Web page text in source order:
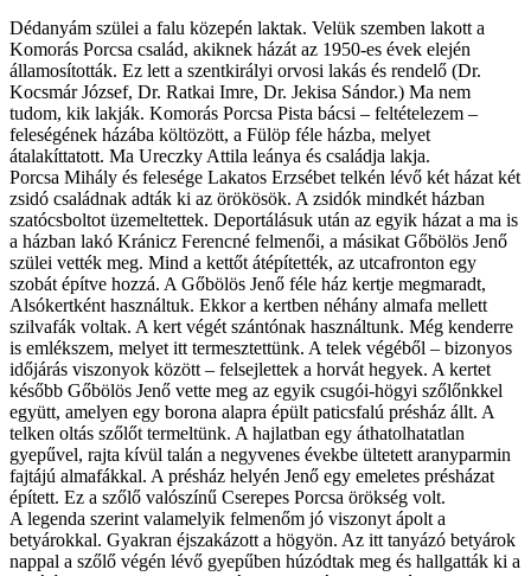
Dédanyám szülei a falu közepén laktak. Velük szemben lakott a
Komorás Porcsa család, akiknek házát az 1950-es évek elején
államosították. Ez lett a szentkirályi orvosi lakás és rendelő (Dr.
Kocsmár József, Dr. Ratkai Imre, Dr. Jekisa Sándor.) Ma nem
tudom, kik lakják. Komorás Porcsa Pista bácsi – feltételezem –
feleségének házába költözött, a Fülöp féle házba, melyet
átalakíttatott. Ma Ureczky Attila leánya és családja lakja.
Porcsa Mihály és felesége Lakatos Erzsébet telkén lévő két házat két
zsidó családnak adták ki az örökösök. A zsidók mindkét házban
szatócsboltot üzemeltettek. Deportálásuk után az egyik házat a ma is
a házban lakó Kránicz Ferencné felmenői, a másikat Gőbölös Jenő
szülei vették meg. Mind a kettőt átépítették, az utcafronton egy
szobát építve hozzá. A Gőbölös Jenő féle ház kertje megmaradt,
Alsókertként használtuk. Ekkor a kertben néhány almafa mellett
szilvafák voltak. A kert végét szántónak használtunk. Még kenderre
is emlékszem, melyet itt termesztettünk. A telek végéből – bizonyos
időjárás viszonyok között – felsejlettek a horvát hegyek. A kertet
később Gőbölös Jenő vette meg az egyik csugói-högyi szőlőnkkel
együtt, amelyen egy borona alapra épült paticsfalú présház állt. A
telken oltás szőlőt termeltünk. A hajlatban egy áthatolhatatlan
gyepűvel, rajta kívül talán a negyvenes évekbe ültetett aranyparmin
fajtájú almafákkal. A présház helyén Jenő egy emeletes présházat
épített. Ez a szőlő valószínű Cserepes Porcsa örökség volt.
A legenda szerint valamelyik felmenőm jó viszonyt ápolt a
betyárokkal. Gyakran éjszakázott a högyön. Az itt tanyázó betyárok
nappal a szőlő végén lévő gyepűben húzódtak meg és hallgatták ki a